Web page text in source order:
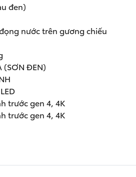
đen)
nước trên gương chiếu
(SƠN ĐEN)
trước gen 4, 4K
trước gen 4, 4K